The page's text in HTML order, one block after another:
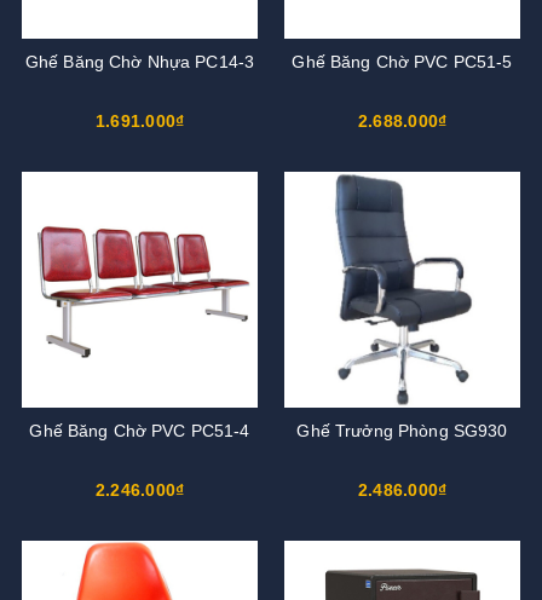
Ghế Băng Chờ Nhựa PC14-3
1.691.000₫
Ghế Băng Chờ PVC PC51-5
2.688.000₫
Ghế Băng Chờ PVC PC51-4
2.246.000₫
Ghế Trưởng Phòng SG930
2.486.000₫